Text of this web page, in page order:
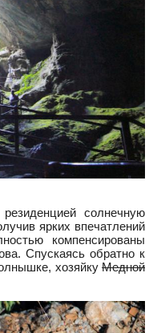
солнечную
ярких впечатлений
компенсированы
Спускаясь обратно к
хозяйку Медной